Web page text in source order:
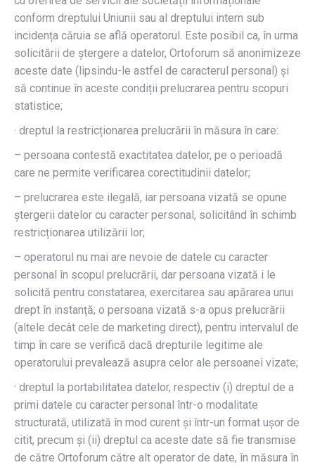
conform dreptului Uniunii sau al dreptului intern sub
incidența căruia se află operatorul. Este posibil ca, în urma
solicitării de ștergere a datelor, Ortoforum să anonimizeze
aceste date (lipsindu-le astfel de caracterul personal) și
să continue în aceste condiții prelucrarea pentru scopuri
statistice;
· dreptul la restricționarea prelucrării în măsura în care:
– persoana contestă exactitatea datelor, pe o perioadă
care ne permite verificarea corectitudinii datelor;
– prelucrarea este ilegală, iar persoana vizată se opune
ștergerii datelor cu caracter personal, solicitând în schimb
restricționarea utilizării lor;
– operatorul nu mai are nevoie de datele cu caracter
personal în scopul prelucrării, dar persoana vizată i le
solicită pentru constatarea, exercitarea sau apărarea unui
drept în instanță; o persoana vizată s-a opus prelucrării
(altele decât cele de marketing direct), pentru intervalul de
timp în care se verifică dacă drepturile legitime ale
operatorului prevalează asupra celor ale persoanei vizate;
· dreptul la portabilitatea datelor, respectiv (i) dreptul de a
primi datele cu caracter personal într-o modalitate
structurată, utilizată în mod curent și într-un format ușor de
citit, precum și (ii) dreptul ca aceste date să fie transmise
de către Ortoforum către alt operator de date, în măsura în